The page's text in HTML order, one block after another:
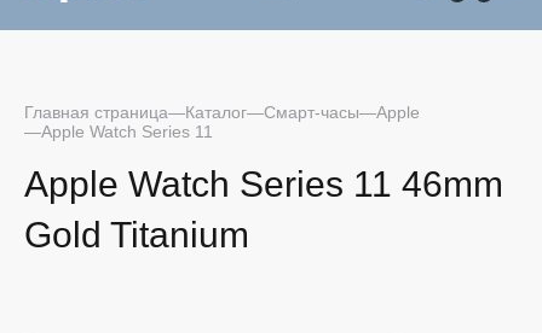
Главная страница Каталог Смарт-часы
Apple
Apple Watch Series 11
Apple Watch Series 11 46mm
Gold Titanium